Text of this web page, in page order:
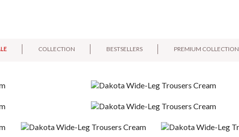
COLLECTION BESTSELLERS PREMIUM COLLECTION